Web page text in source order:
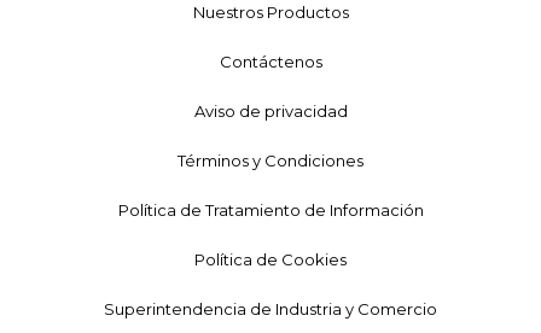
Nuestros Productos
Contáctenos
Aviso de privacidad
Términos y Condiciones
Política de Tratamiento de Información
Política de Cookies
Superintendencia de Industria y Comercio